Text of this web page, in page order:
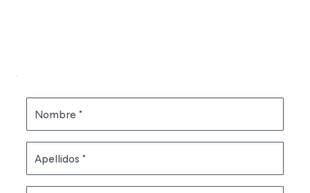
Nombre
Apellidos